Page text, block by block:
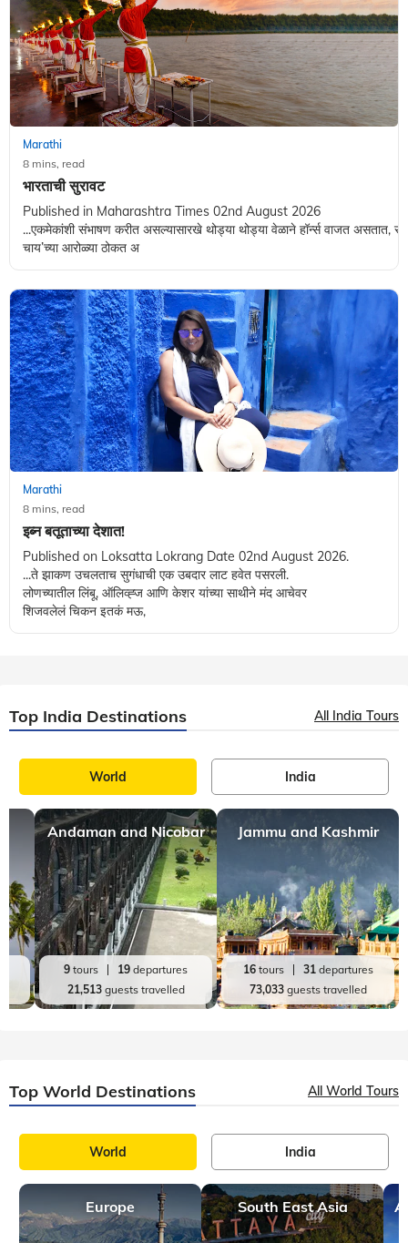
Marathi
8 mins, read
भारताची सुरावट
Published in Maharashtra Times 02nd August 2026
...एकमेकांशी संभाषण करीत असल्यासारखे थोड्या थोड्या वेळाने हॉर्न्स वाजत असतात,
चाय‌’च्या आरोळ्या ठोकत अ
Marathi
8 mins, read
इब्न बतूताच्या देशात!
Published on Loksatta Lokrang Date 02nd August 2026.
...ते झाकण उचलताच सुगंधाची एक उबदार लाट हवेत पसरली.
लोणच्यातील लिंबू, ऑलिव्ह्ज आणि केशर यांच्या साथीने मंद आचेवर
शिजवलेलं चिकन इतकं मऊ,
Top India Destinations All India Tours
World India
Andaman and Nicobar
9 tours 19 departures
21,513guests travelled
Jammu and Kashmir
16tours 31departures
73,033guests travelled
Top World Destinations All World Tours
World India
Europe South East Asia